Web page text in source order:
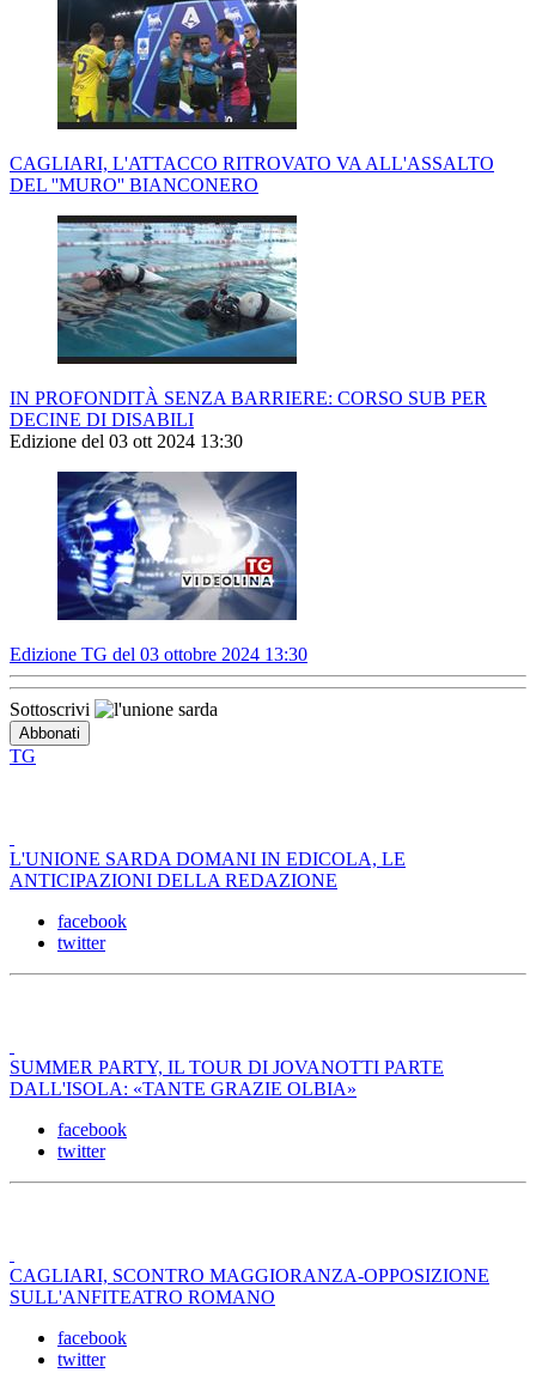
CAGLIARI, L'ATTACCO RITROVATO VA ALL'ASSALTO
DEL ''MURO'' BIANCONERO
IN PROFONDITÀ SENZA BARRIERE: CORSO SUB PER
DECINE DI DISABILI
Edizione del 03 ott 2024 13:30
Edizione TG del 03 ottobre 2024 13:30
Sottoscrivi
TG
L'UNIONE SARDA DOMANI IN EDICOLA, LE
ANTICIPAZIONI DELLA REDAZIONE
facebook
twitter
SUMMER PARTY, IL TOUR DI JOVANOTTI PARTE
DALL'ISOLA: «TANTE GRAZIE OLBIA»
facebook
twitter
CAGLIARI, SCONTRO MAGGIORANZA-OPPOSIZIONE
SULL'ANFITEATRO ROMANO
facebook
twitter